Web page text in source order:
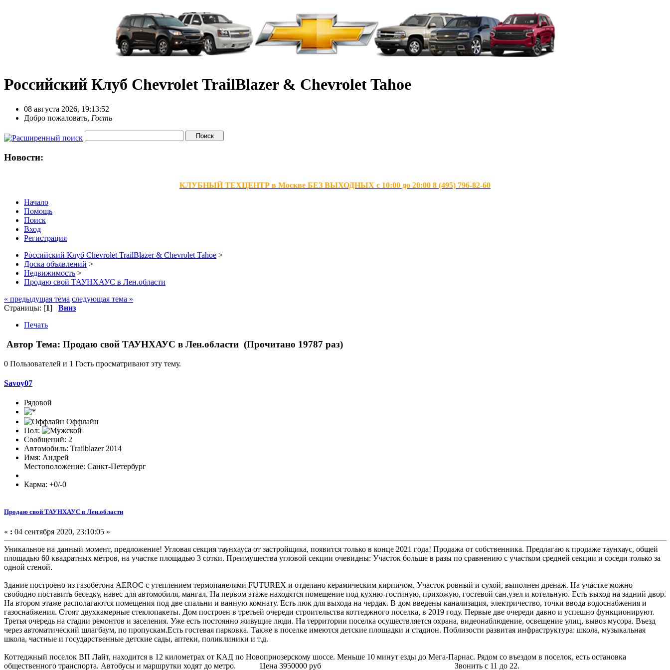
Российский Клуб Chevrolet TrailBlazer & Chevrolet Tahoe
08 августа 2026, 19:13:52
Добро пожаловать, Гость
Новости:
КЛУБНЫЙ ТЕХЦЕНТР в Москве БЕЗ ВЫХОДНЫХ с 10:00 до 20:00 8 (495) 796-82-60
Начало
Помощь
Поиск
Вход
Регистрация
Российский Клуб Chevrolet TrailBlazer & Chevrolet Tahoe >
Доска объявлений >
Недвижимость >
Продаю свой ТАУНХАУС в Лен.области
« предыдущая тема следующая тема »
Страницы: [1] Вниз
Печать
Автор Тема: Продаю свой ТАУНХАУС в Лен.области (Прочитано 19787 раз)
0 Пользователей и 1 Гость просматривают эту тему.
Savoy07
Рядовой
Оффлайн
Пол:
Сообщений: 2
Автомобиль: Trailblazer 2014
Имя: Андрей
Местоположение: Санкт-Петербург
Карма: +0/-0
Продаю свой ТАУНХАУС в Лен.области
« : 04 сентября 2020, 23:10:05 »
Уникальное на данный момент, предложение! Угловая секция таунхауса от застройщика, появится только в конце 2021 года! Продажа от собственника. Предлагаю к продаже таунхаус, общей
площадью 60 квадратных метров, на участке площадью 3 сотки. Преимущества угловой секции очевидны: Участок больше в разы по сравнению с участком средней секции и соседи только за
одной стеной.
Здание построено из газобетона AEROC с утеплением термопанелями FUTUREX и отделано керамическим кирпичом. Участок ровный и сухой, выполнен дренаж. На участке можно
свободно поставить беседку, навес для автомобиля, мангал. На первом этаже находятся помещение под кухню-гостиную, прихожую, гостевой сан.узел и котельную. Есть выход на задний двор.
На втором этаже располагаются помещения под две спальни и ванную комнату. Есть люк для выхода на чердак. В дом введены канализация, электричество, точки ввода водоснабжения и
газоснабжения. Стоят двухкамерные стеклопакеты. Дом построен в третьей очереди строительства коттеджного поселка, в 2019 году. Первые две очереди давно и успешно функционируют.
Третья очередь на стадии ремонтов и заселения. Уже есть постоянно живущие люди. На территории поселка осуществляется охрана, видеонаблюдение, освещение улиц, вывоз мусора. Въезд
через автоматический шлагбаум, по пропускам.Есть гостевая парковка. Также в поселке имеются детские площадки и стадион. Поблизости развитая инфраструктура: школа, музыкальная
школа, частные и государственные детские сады, аптеки, поликлиники и т.д.
Коттеджный поселок ВП Лайт, находится в 12 километрах от КАД по Новоприозерскому шоссе. Меньше 10 минут езды до Мега-Парнас. Рядом со въездом в поселок, есть остановка
общественного транспорта. Автобусы и маршрутки ходят до метро. Цена 3950000 руб Звонить с 11 до 22.